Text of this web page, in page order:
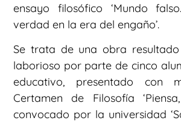
ensayo filosófico ‘Mundo
verdad en la era del engaño’.
Se trata de una obra
laborioso por parte de cinco
educativo, presentado con
Certamen de Filosofía
convocado por la universidad